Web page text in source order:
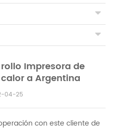
Impresora de
a Argentina
04-25
con este cliente de